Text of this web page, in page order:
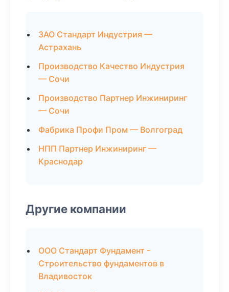
ЗАО Стандарт Индустрия —
Астрахань
Производство Качество Индустрия
— Сочи
Производство Партнер Инжиниринг
— Сочи
Фабрика Профи Пром — Волгоград
НПП Партнер Инжиниринг —
Краснодар
Другие компании
ООО Стандарт Фундамент -
Строительство фундаментов в
Владивосток